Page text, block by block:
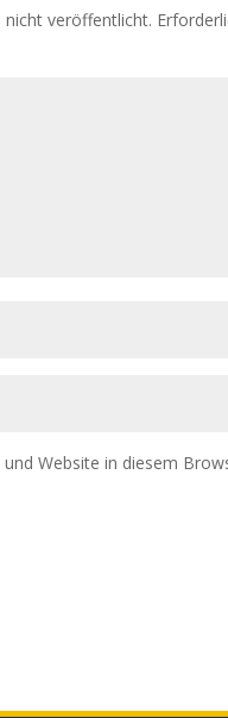
nicht veröffentlicht.
Website in diesem